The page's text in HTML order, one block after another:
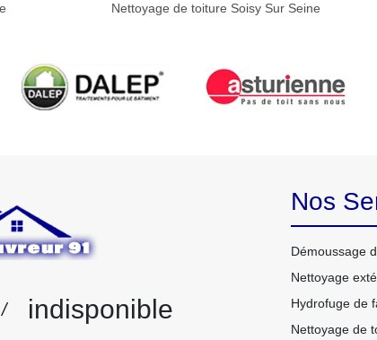
Nettoyage de toiture Soisy Sur Seine
/ indisponible
Nos
Démoussage
Nettoyage
Hydrofuge de
Nettoyage de